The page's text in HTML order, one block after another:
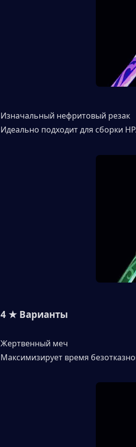
Изначальный нефритовый резак
Идеально подходит для сборки
4 ★ Варианты
Жертвенный меч
Максимизирует время